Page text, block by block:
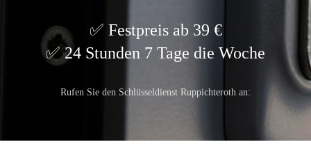
Festpreis ab 39 €
24 Stunden 7 Tage die Woche
Rufen Sie den Schlüsseldienst Ruppichteroth an: